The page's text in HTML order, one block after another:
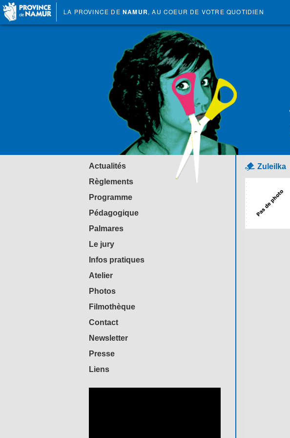
LA PROVINCE DE NAMUR, AU COEUR DE VOTRE QUOTIDIEN
Actualités
Règlements
Programme
Pédagogique
Palmares
Le jury
Infos pratiques
Atelier
Photos
Filmothèque
Contact
Newsletter
Presse
Liens
Zuleilka